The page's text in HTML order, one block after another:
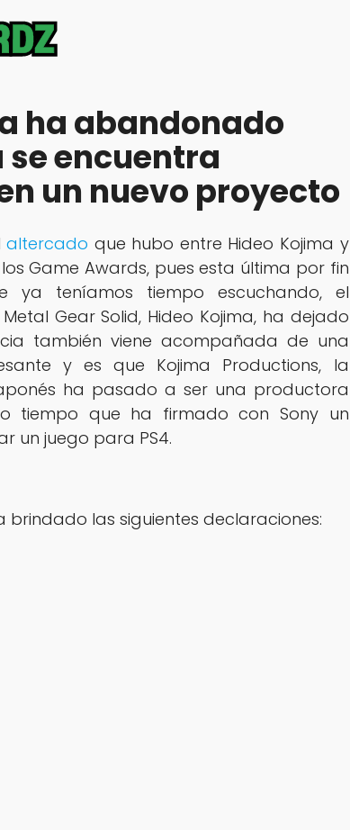
ha abandonado
encuentra
un nuevo proyecto
altercado que hubo entre Hideo Kojima y
Game Awards, pues esta última por fin
ya teníamos tiempo escuchando, el
Gear Solid, Hideo Kojima, ha dejado
también viene acompañada de una
y es que Kojima Productions, la
ha pasado a ser una productora
tiempo que ha firmado con Sony un
un juego para PS4.
brindado las siguientes declaraciones: